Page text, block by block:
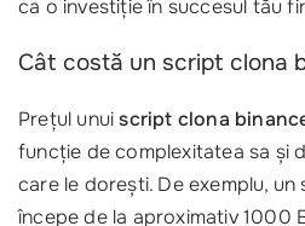
ca o investiție în succesul tău
Cât costă un script clona
Prețul unuiscript clona
funcție de complexitatea sa și
care le dorești. De exemplu,
începe de la aproximativ 1000